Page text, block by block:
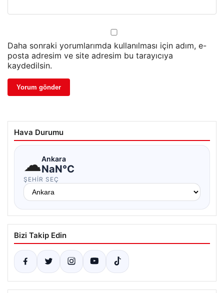
Daha sonraki yorumlarımda kullanılması için adım, e-
posta adresim ve site adresim bu tarayıcıya
kaydedilsin.
Hava Durumu
☁Ankara
NaN°C
ŞEHIR SEÇ
Bizi Takip Edin